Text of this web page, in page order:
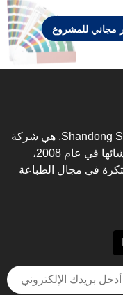
مجاني للمشروع
شركة Shandong Sena Printing Group Co., Ltd. هي شركة
متخصصة في تصنيع الطابعات. منذ إنشائها في عام 2008،
في مجال الطباعة